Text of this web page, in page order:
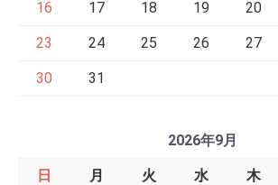
16 17 18 19 20
23 24 25 26 27
30 31
2026年9月
日 月 火 水 木